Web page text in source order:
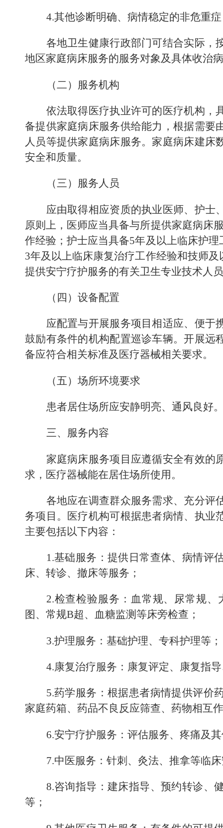
4.其他诊断明确、病情稳定的非危重
各地卫生健康行政部门可结合实际，
地区家庭病床服务的服务对象及具体收治
（二）服务机构
依法取得医疗执业许可的医疗机构，
备提供家庭病床服务供给能力， 根据需要
人员等提供家庭病床服务。 家庭病床建床
安全和质量。
（三）服务人员
应由取得相应资质的执业医师、护士
原则上 ，医师应当具备与所提供家庭病床
作经验；护士应当具备5年及以上临床护理
3年及以上临床康复治疗工作经验和技师
提供安宁疗护服务的有关卫生专业技术人员
（四）设备配置
应配置与开展服务项目相适应、便于
鼓励有条件的机构配置巡诊车辆。开展远
备应符合相关标准及医疗器械相关要求。
（五）场所环境要求
患者居住场所应安静明亮、通风良好
三、服务内容
家庭病床服务项目应遵循安全有效的
求，医疗器械能在居住场所使用 。
各地应在调查群众服务需求、充分评
务项目。医疗机构可根据患者病情、 执业
主要包括以下内容：
1.基础服务：提供 日常查体、病情评
床、 转诊、 撤床等服务；
2.检查检验服务：血常规、尿常规、
图、常规B超、血糖监测等床旁检查；
3.护理服务：基础护理、 专科护理等；
4.康复治疗服务：康复评定、康复指
5.药学服务：根据患者病情提供评价
家庭药箱、药品不良反应筛查、药物相互
6.安宁疗护服务：评估服务、 疼痛及
7.中医服务：针刺、灸法、推拿等临
8.咨询指导：建床指导、预约转诊、
等；